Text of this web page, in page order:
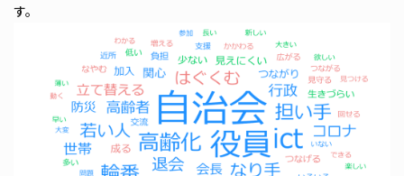
す。